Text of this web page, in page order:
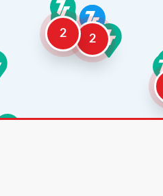
2
2